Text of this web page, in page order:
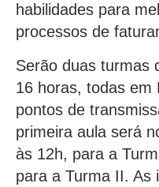
habilidades para
processos de
Serão duas turmas
16 horas, todas em
pontos de
primeira aula será
às 12h, para a
para a Turma II. As